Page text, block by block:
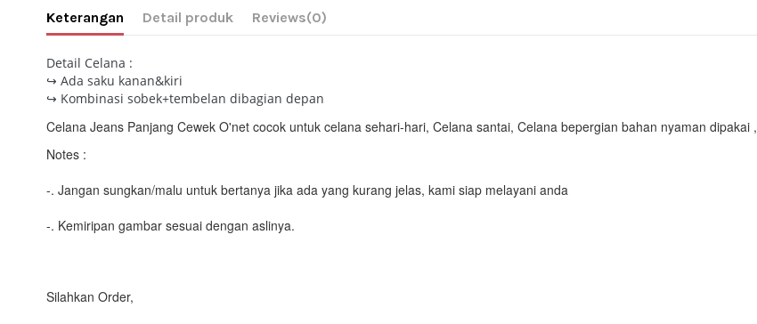
Keterangan Detail produk Reviews(0)
Detail Celana :
↪ Ada saku kanan&kiri
↪ Kombinasi sobek+tembelan dibagian depan
Celana Jeans Panjang Cewek O'net cocok untuk celana sehari-hari, Celana santai, Celana bepergian bahan nyaman dipakai ,
Notes :
-. Jangan sungkan/malu untuk bertanya jika ada yang kurang jelas, kami siap melayani anda
-. Kemiripan gambar sesuai dengan aslinya.
Silahkan Order,